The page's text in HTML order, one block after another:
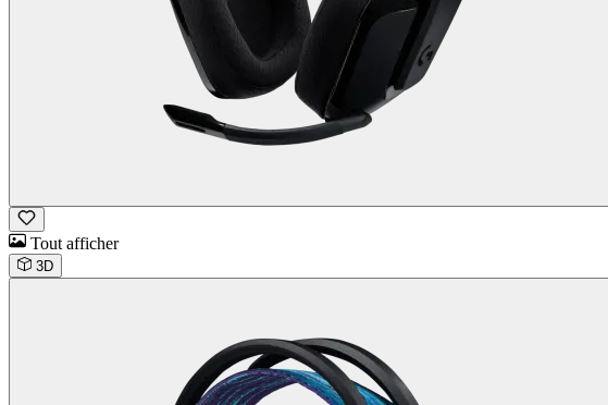
Tout afficher
3D